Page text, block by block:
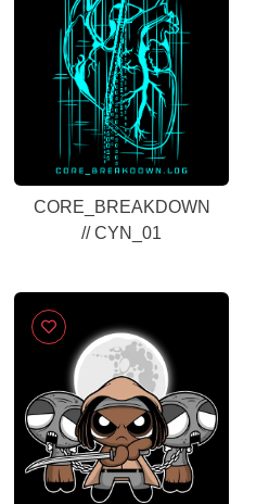
CORE_BREAKDOWN
// CYN_01